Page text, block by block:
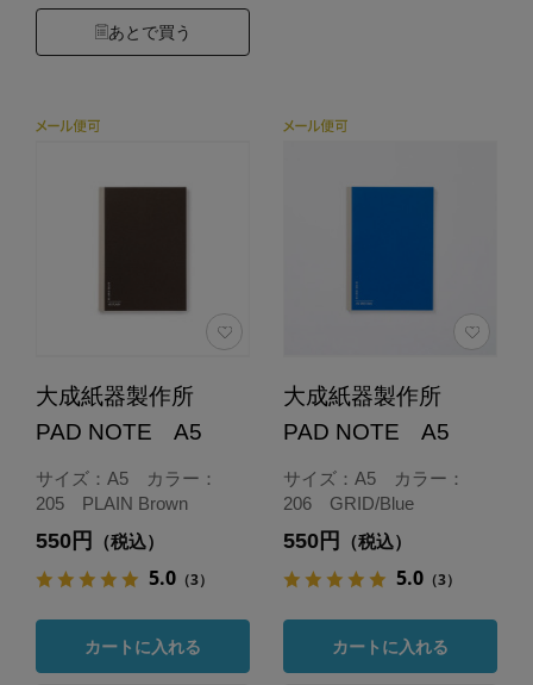
あとで買う
大成紙器製作所
PAD NOTE A5
サイズ：A5 カラー：
205 PLAIN Brown
550円 （税込）
5.0（3）
カートに入れる
大成紙器製作所
PAD NOTE A5
サイズ：A5 カラー：
206 GRID/Blue
550円 （税込）
5.0（3）
カートに入れる